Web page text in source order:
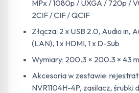
MPx / 1080p / UXGA / 720p /
2CIF / CIF / QCIF
Złącza: 2 x USB 2.0, Audio in,
(LAN), 1 x HDMI, 1 x D-Sub
Wymiary: 200.3 × 200.3 × 43
Akcesoria w zestawie:
NVR1104H-4P, zasilacz, śrubki